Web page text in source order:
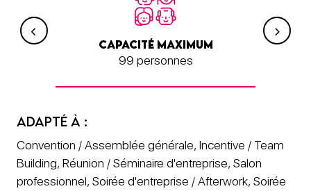
CAPACITÉ MAXIMUM
99 personnes
ADAPTÉ À :
Convention / Assemblée générale, Incentive / Team
Building, Réunion / Séminaire d'entreprise, Salon
professionnel, Soirée d'entreprise / Afterwork, Soirée